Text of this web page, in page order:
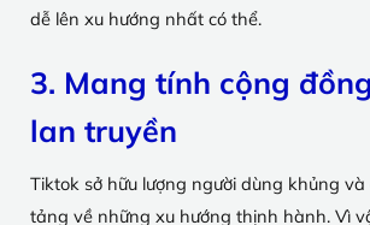
dễ lên xu hướng nhất có thể.
3. Mang tính cộng
lan truyền
Tiktok sở hữu lượng người dùng khủng
tảng về những xu hướng thịnh hành. Vì